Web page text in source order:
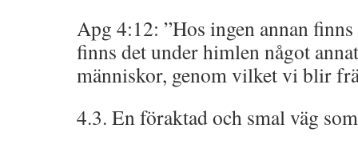
Apg 4:12: ”Hos ingen annan
finns det under himlen något
människor, genom vilket vi blir
4.3. En föraktad och smal väg